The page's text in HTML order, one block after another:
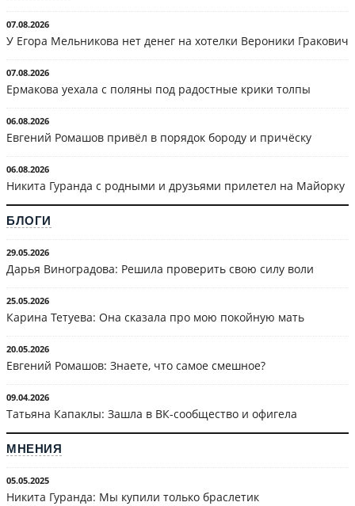
07.08.2026
У Егора Мельникова нет денег на хотелки Вероники Гракович
07.08.2026
Ермакова уехала с поляны под радостные крики толпы
06.08.2026
Евгений Ромашов привёл в порядок бороду и причёску
06.08.2026
Никита Гуранда с родными и друзьями прилетел на Майорку
БЛОГИ
29.05.2026
Дарья Виноградова: Решила проверить свою силу воли
25.05.2026
Карина Тетуева: Она сказала про мою покойную мать
20.05.2026
Евгений Ромашов: Знаете, что самое смешное?
09.04.2026
Татьяна Капаклы: Зашла в ВК-сообщество и офигела
МНЕНИЯ
05.05.2025
Никита Гуранда: Мы купили только браслетик